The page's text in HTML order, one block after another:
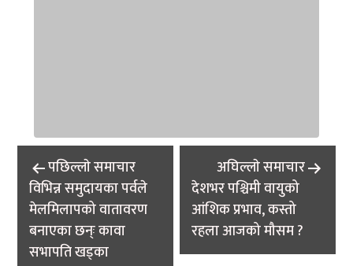
Post
navigation
पछिल्लाे समाचार
विभिन्न समुदायका पर्वले
मेलमिलापको वातावरण
बनाएका छन्ः कावा
सभापति खड्का
अघिल्लाे समाचार
देशभर पश्चिमी वायुको
आंशिक प्रभाव, कस्तो
रहला आजको मौसम ?